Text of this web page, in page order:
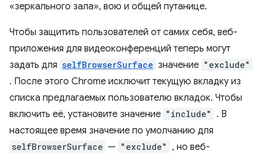
«зеркального зала», вою и общей путанице.
Чтобы защитить пользователей от самих себя, веб-
приложения для видеоконференций теперь могут
задать для selfBrowserSurface значение "exclude"
. После этого Chrome исключит текущую вкладку из
списка предлагаемых пользователю вкладок. Чтобы
включить её, установите значение "include"
. В
настоящее время значение по умолчанию для
selfBrowserSurface — "exclude"
, но веб-